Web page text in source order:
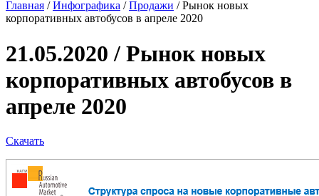
Главная /Инфографика /Продажи /Рынок новых
корпоративных автобусов в апреле 2020
21.05.2020 / Рынок новых
корпоративных автобусов в
апреле 2020
Скачать